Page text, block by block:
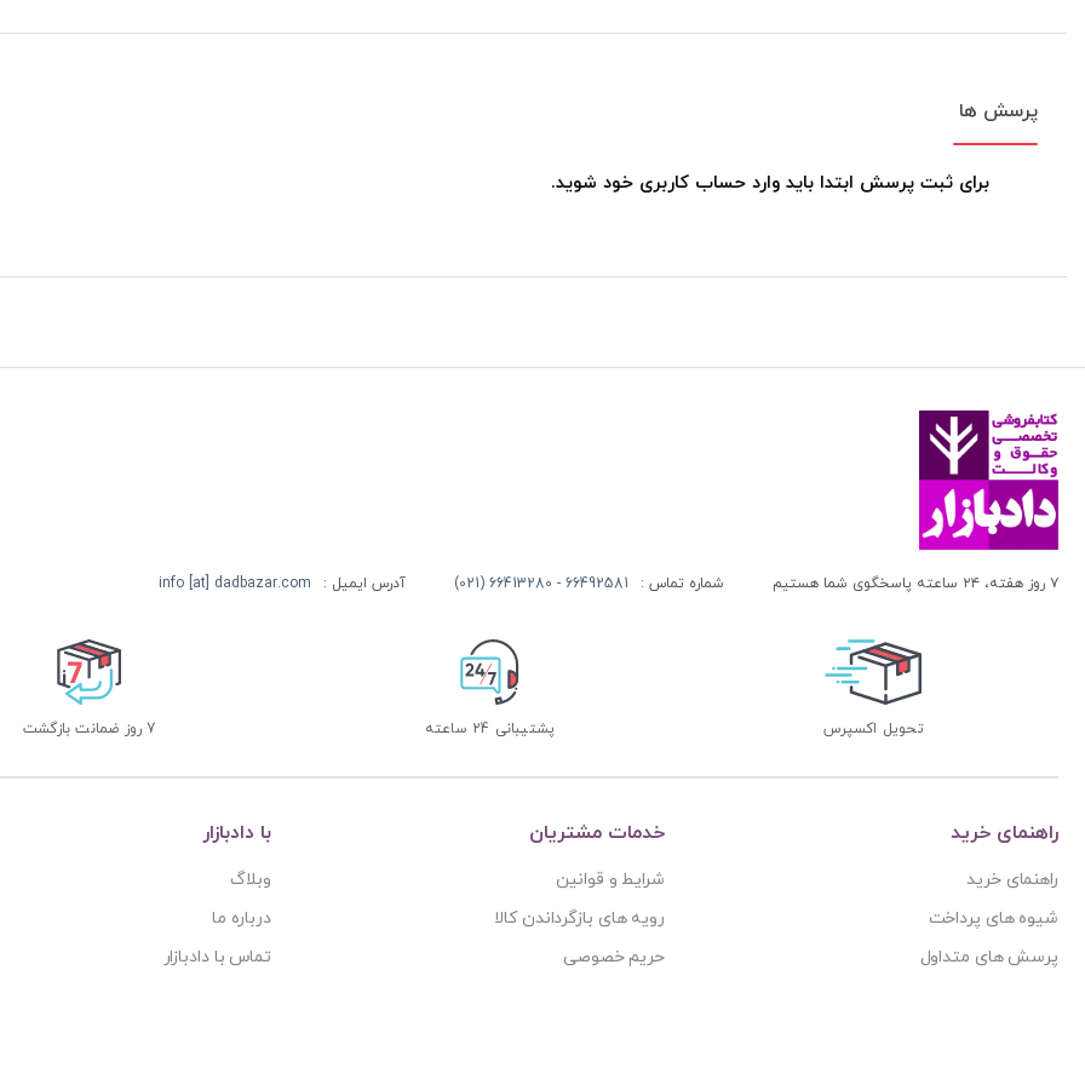
پرسش ها
برای ثبت پرسش ابتدا باید وارد حساب کاربری خود شوید.
۷ روز هفته، ۲۴ ساعته پاسخگوی شما هستیم شماره تماس : 66492581 - 66413280 (021) آدرس ایمیل : info [at] dadbazar.com
تحویل اکسپرس پشتیبانی 24 ساعته 7 روز ضمانت بازگشت
راهنمای خرید
راهنمای خرید
شیوه های پرداخت
پرسش های متداول
خدمات مشتریان
شرایط و قوانین
رویه های بازگرداندن کالا
حریم خصوصی
با دادبازار
وبلاگ
درباره ما
تماس با دادبازار